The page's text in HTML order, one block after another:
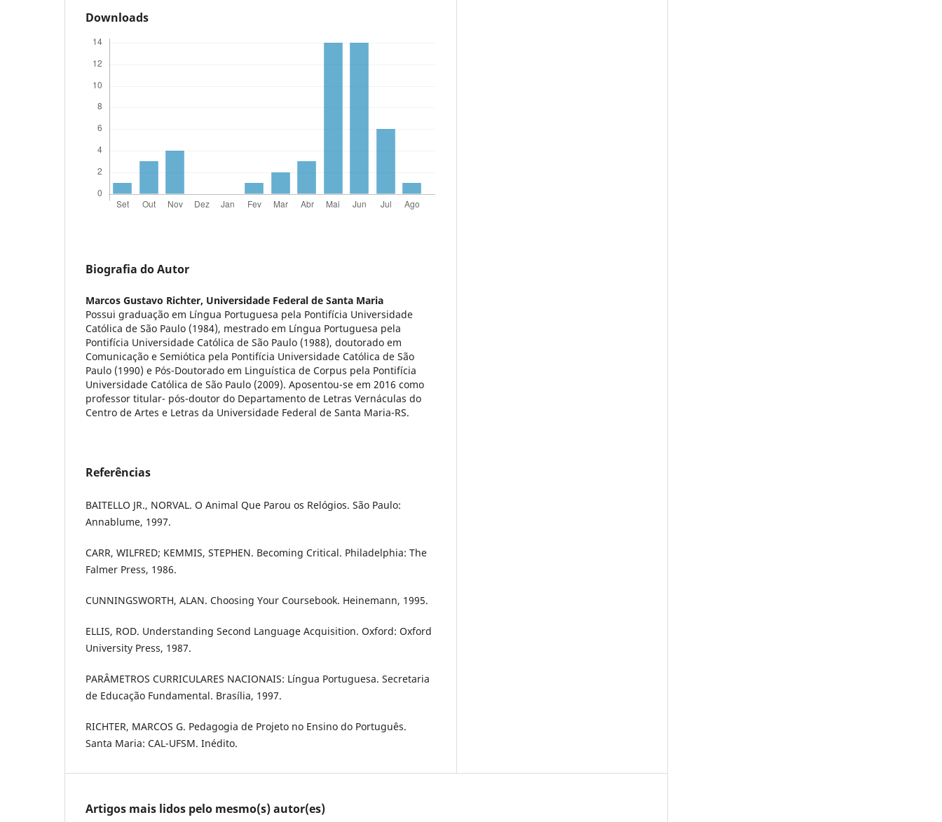
Downloads
Biografia do Autor
Marcos Gustavo Richter, Universidade Federal de Santa Maria
Possui graduação em Língua Portuguesa pela Pontifícia Universidade
Católica de São Paulo (1984), mestrado em Língua Portuguesa pela
Pontifícia Universidade Católica de São Paulo (1988), doutorado em
Comunicação e Semiótica pela Pontifícia Universidade Católica de São
Paulo (1990) e Pós-Doutorado em Linguística de Corpus pela Pontifícia
Universidade Católica de São Paulo (2009). Aposentou-se em 2016 como
professor titular- pós-doutor do Departamento de Letras Vernáculas do
Centro de Artes e Letras da Universidade Federal de Santa Maria-RS.
Referências
BAITELLO JR., NORVAL. O Animal Que Parou os Relógios. São Paulo:
Annablume, 1997.
CARR, WILFRED; KEMMIS, STEPHEN. Becoming Critical. Philadelphia: The
Falmer Press, 1986.
CUNNINGSWORTH, ALAN. Choosing Your Coursebook. Heinemann, 1995.
ELLIS, ROD. Understanding Second Language Acquisition. Oxford: Oxford
University Press, 1987.
PARÂMETROS CURRICULARES NACIONAIS: Língua Portuguesa. Secretaria
de Educação Fundamental. Brasília, 1997.
RICHTER, MARCOS G. Pedagogia de Projeto no Ensino do Português.
Santa Maria: CAL-UFSM. Inédito.
Artigos mais lidos pelo mesmo(s) autor(es)